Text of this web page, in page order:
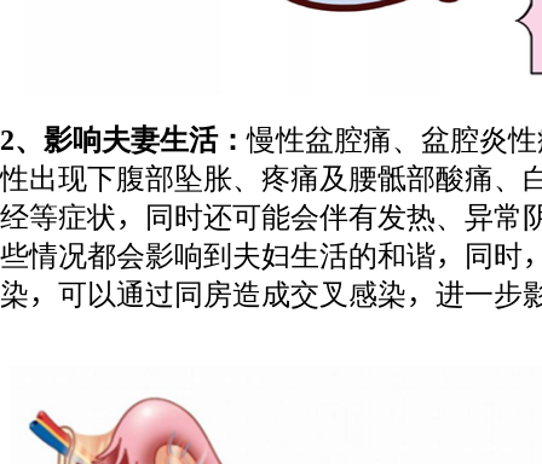
2、影响夫妻生活：慢性盆腔痛、盆腔炎
性出现下腹部坠胀、疼痛及腰骶部酸痛、
经等症状，同时还可能会伴有发热、异常
些情况都会影响到夫妇生活的和谐，同时
染，可以通过同房造成交叉感染，进一步